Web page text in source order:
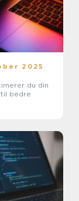
2025
du din
bedre